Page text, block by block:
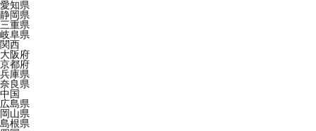
愛知県
静岡県
三重県
岐阜県
関西
大阪府
京都府
兵庫県
奈良県
中国
広島県
岡山県
島根県